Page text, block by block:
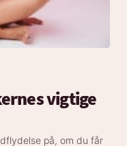
vigtige
på, om du får